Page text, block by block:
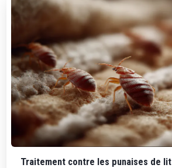
Traitement contre les punaises de lit